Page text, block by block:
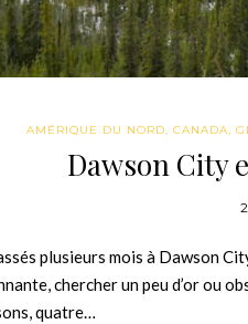
AMÉRIQUE DU NORD, CANADA,
Dawson City
plusieurs mois à Dawson
chercher un peu d’or ou
quatre…